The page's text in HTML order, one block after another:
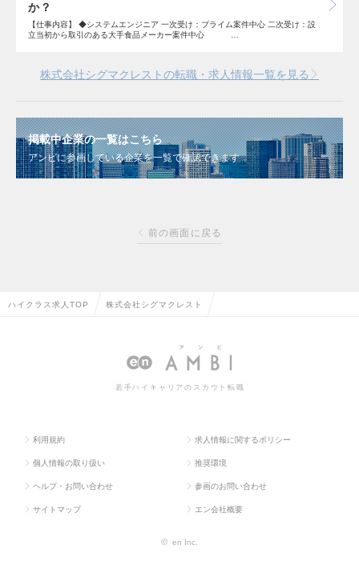
か？
【仕事内容】 ◆システムエンジニア 一次受け：プライム案件中心 二次受け：設
立当初から取引のある大手食品メーカー案件中心 …
株式会社シグマクレストの転職・求人情報一覧を見る
掲載中企業の一覧はこちら
アンビに参画している企業を一覧で確認できます
前の画面に戻る
ハイクラス求人TOP 株式会社シグマクレスト
若手ハイキャリアのスカウト転職
利用規約 求人情報に関するポリシー
個人情報の取り扱い 推奨環境
ヘルプ・お問い合わせ 参画のお問い合わせ
サイトマップ エン会社概要
© en Inc.